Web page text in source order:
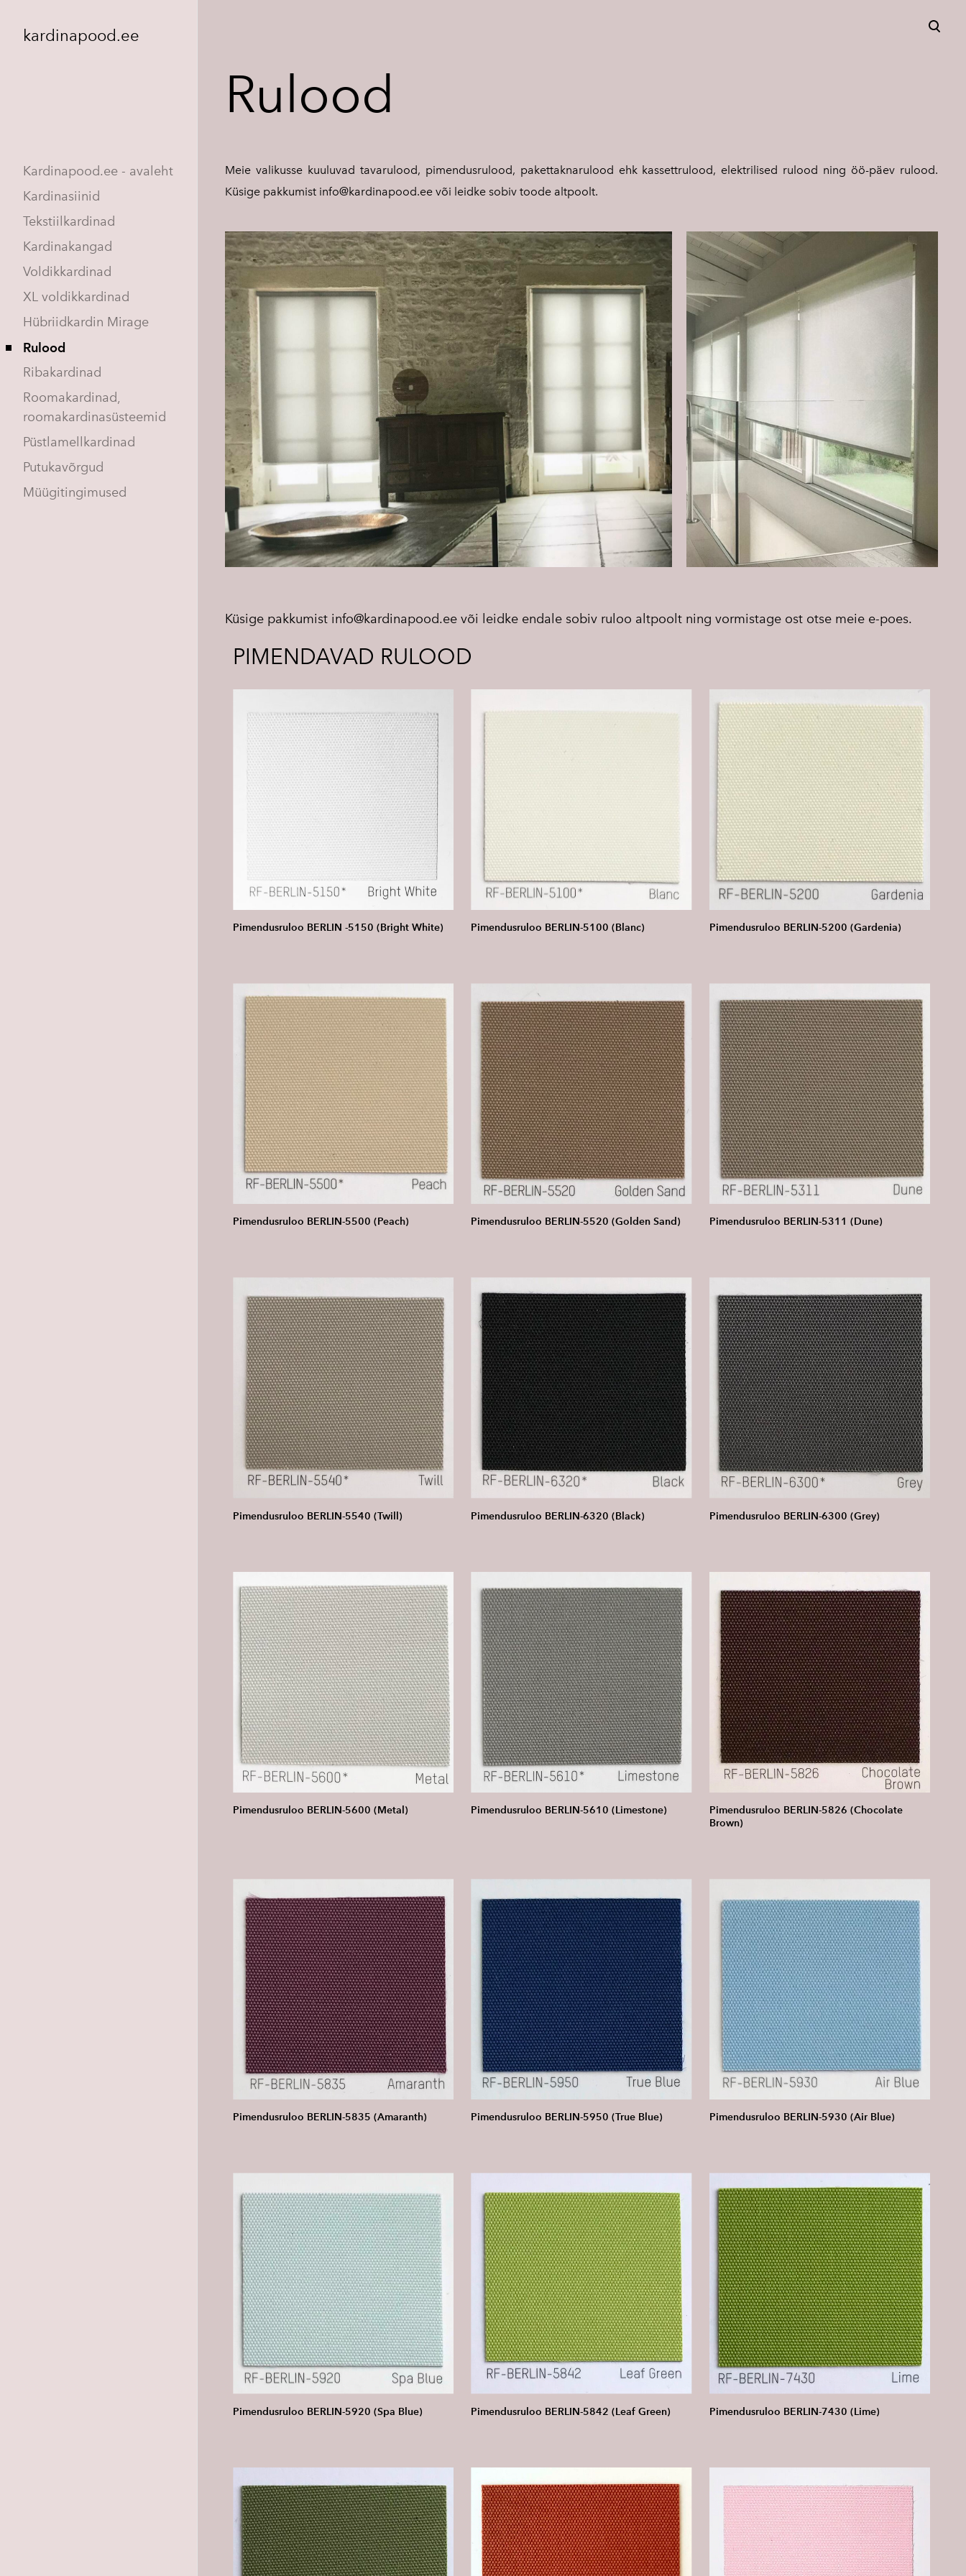
kardinapood.ee
Kardinapood.ee - avaleht
Kardinasiinid
Tekstiilkardinad
Kardinakangad
Voldikkardinad
XL voldikkardinad
Hübriidkardin Mirage
Rulood
Ribakardinad
Roomakardinad,
roomakardinasüsteemid
Püstlamellkardinad
Putukavõrgud
Müügitingimused
Rulood
Meie valikusse kuuluvad tavarulood, pimendusrulood, pakettaknarulood ehk kassettrulood, elektrilised rulood ning öö-päev rulood.
Küsige pakkumist info@kardinapood.ee või leidke sobiv toode altpoolt.
Küsige pakkumist info@kardinapood.ee või leidke endale sobiv ruloo altpoolt ning vormistage ost otse meie e-poes.
PIMENDAVAD RULOOD
Pimendusruloo BERLIN -5150 (Bright White) Pimendusruloo BERLIN-5100 (Blanc) Pimendusruloo BERLIN-5200 (Gardenia)
Pimendusruloo BERLIN-5500 (Peach) Pimendusruloo BERLIN-5520 (Golden Sand) Pimendusruloo BERLIN-5311 (Dune)
Pimendusruloo BERLIN-5540 (Twill) Pimendusruloo BERLIN-6320 (Black) Pimendusruloo BERLIN-6300 (Grey)
Pimendusruloo BERLIN-5600 (Metal) Pimendusruloo BERLIN-5610 (Limestone)
Pimendusruloo BERLIN-5826 (Chocolate
Brown)
Pimendusruloo BERLIN-5835 (Amaranth) Pimendusruloo BERLIN-5950 (True Blue) Pimendusruloo BERLIN-5930 (Air Blue)
Pimendusruloo BERLIN-5920 (Spa Blue) Pimendusruloo BERLIN-5842 (Leaf Green) Pimendusruloo BERLIN-7430 (Lime)